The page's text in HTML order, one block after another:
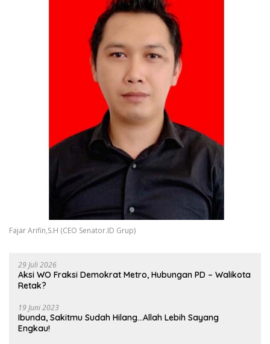
Fajar Arifin,S.H (CEO Senator.ID Grup)
29 Juli 2026
Aksi WO Fraksi Demokrat Metro, Hubungan PD – Walikota
Retak?
19 Juni 2023
Ibunda, Sakitmu Sudah Hilang…Allah Lebih Sayang
Engkau!